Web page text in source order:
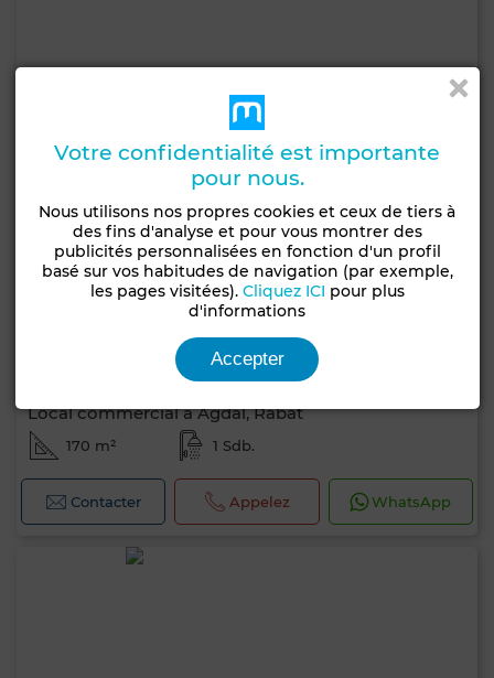
Local commercial à Agdal, Rabat
170 m² 1 Sdb.
Contacter Appelez WhatsApp
Votre confidentialité est importante
pour nous.
Nous utilisons nos propres cookies et ceux de tiers à
des fins d'analyse et pour vous montrer des
publicités personnalisées en fonction d'un profil
basé sur vos habitudes de navigation (par exemple,
les pages visitées). Cliquez ICI pour plus
d'informations
Accepter